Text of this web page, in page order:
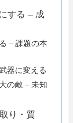
する – 成
– 課題の本
器に変える
の敵 – 未知
り・質